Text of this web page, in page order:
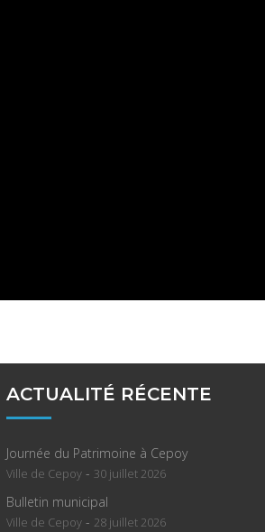
ACTUALITÉ RÉCENTE
Journée du Patrimoine à Cepoy
Ville de Cepoy - 30 juillet 2026
Bulletin municipal
Ville de Cepoy - 28 juillet 2026